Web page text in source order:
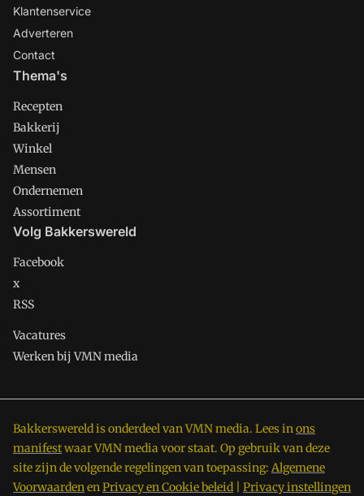
Klantenservice
Adverteren
Contact
Thema's
Recepten
Bakkerij
Winkel
Mensen
Ondernemen
Assortiment
Volg Bakkerswereld
Facebook
x
RSS
Vacatures
Werken bij VMN media
Bakkerswereld is onderdeel van VMN media. Lees inons
manifestwaar VMN media voor staat. Op gebruik van deze
site zijn de volgende regelingen van toepassing: Algemene
VoorwaardenenPrivacy en Cookie beleid Privacy instellingen